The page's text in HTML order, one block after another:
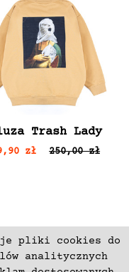
pliki cookies do
analitycznych
Trash Lady
zł 250,00 zł
ZAPISZ SIĘ